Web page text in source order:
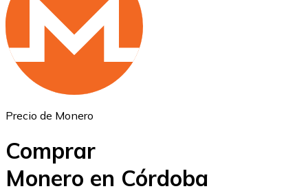
Ethereum
ETH
Precio de Monero
Comprar
Monero en Córdoba